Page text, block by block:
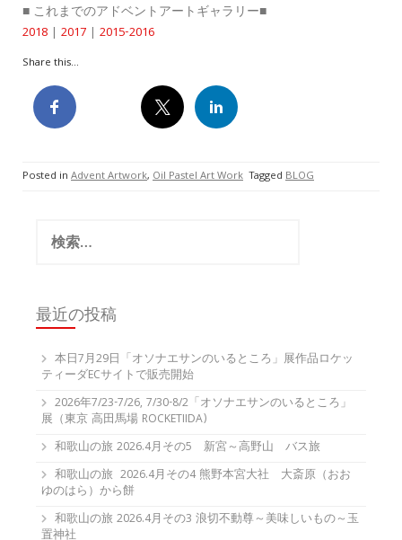
■ これまでのアドベントアートギャラリー■
2018 | 2017 | 2015-2016
Share this...
Posted in Advent Artwork, Oil Pastel Art Work Tagged BLOG
最近の投稿
本日7月29日「オソナエサンのいるところ」展作品ロケッ
ティーダECサイトで販売開始
2026年7/23-7/26, 7/30-8/2「オソナエサンのいるところ」
展（東京 高田馬場 ROCKETIIDA)
和歌山の旅 2026.4月その5 新宮～高野山 バス旅
和歌山の旅 2026.4月その4 熊野本宮大社 大斎原（おお
ゆのはら）から餅
和歌山の旅 2026.4月その3 浪切不動尊～美味しいもの～玉
置神社